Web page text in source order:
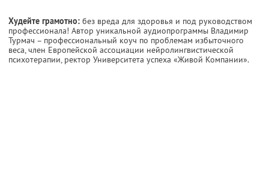
Худейте грамотно: без вреда для здоровья и под руководством
профессионала! Автор уникальной аудиопрограммы Владимир
Турмач – профессиональный коуч по проблемам избыточного
веса, член Европейской ассоциации нейролингвистической
психотерапии, ректор Университета успеха «Живой Компании».